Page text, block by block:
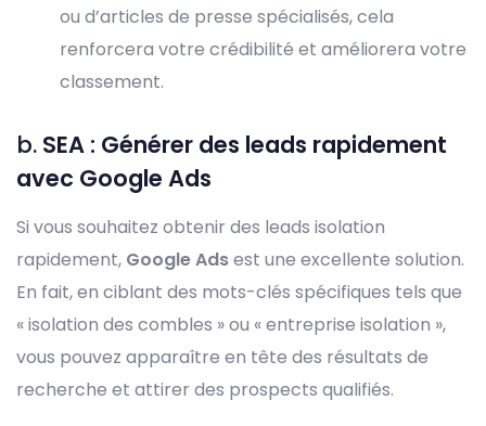
ou d’articles de presse spécialisés, cela
renforcera votre crédibilité et améliorera votre
classement.
b. SEA : Générer des leads rapidement
avec Google Ads
Si vous souhaitez obtenir des leads isolation
rapidement, Google Adsest une excellente solution.
En fait, en ciblant des mots-clés spécifiques tels que
« isolation des combles » ou « entreprise isolation »,
vous pouvez apparaître en tête des résultats de
recherche et attirer des prospects qualifiés.